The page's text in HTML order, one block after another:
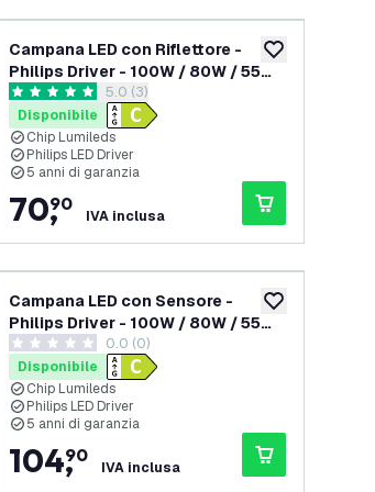
lista desideri aggiungi alla
Campana LED con Riflettore -
Philips Driver - 100W / 80W / 55W
- 90° - 175lm/W - 3000K - IP65 -
Dimmerabile - 5 anni di garanzia
apri il cassetto delle recensioni
5 stelle di valutazione
5.0 (3)
Disponibile
Chip Lumileds
Philips LED Driver
5 anni di garanzia
70,
90
IVA inclusa
lista desideri aggiungi alla
Campana LED con Sensore -
Philips Driver - 100W / 80W / 55W
- 120° - 175lm/W - 3000K - IP65 -
Dimmerabile - 5 anni di garanzia
0 stelle di valutazione
0.0 (0)
Disponibile
Chip Lumileds
Philips LED Driver
5 anni di garanzia
104,
90
IVA inclusa